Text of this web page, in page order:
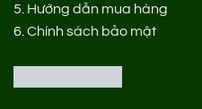
5. Hướng dẫn mua hàng
6. Chính sách bảo mật